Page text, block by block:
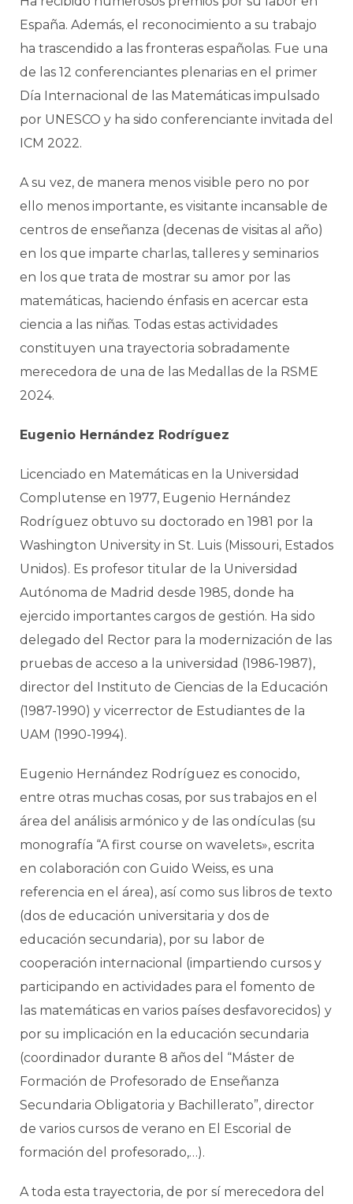
España. Además, el reconocimiento a su trabajo
ha trascendido a las fronteras españolas. Fue una
de las 12 conferenciantes plenarias en el primer
Día Internacional de las Matemáticas impulsado
por UNESCO y ha sido conferenciante invitada del
ICM 2022.
A su vez, de manera menos visible pero no por
ello menos importante, es visitante incansable de
centros de enseñanza (decenas de visitas al año)
en los que imparte charlas, talleres y seminarios
en los que trata de mostrar su amor por las
matemáticas, haciendo énfasis en acercar esta
ciencia a las niñas. Todas estas actividades
constituyen una trayectoria sobradamente
merecedora de una de las Medallas de la RSME
2024.
Eugenio Hernández Rodríguez
Licenciado en Matemáticas en la Universidad
Complutense en 1977, Eugenio Hernández
Rodríguez obtuvo su doctorado en 1981 por la
Washington University in St. Luis (Missouri, Estados
Unidos). Es profesor titular de la Universidad
Autónoma de Madrid desde 1985, donde ha
ejercido importantes cargos de gestión. Ha sido
delegado del Rector para la modernización de las
pruebas de acceso a la universidad (1986-1987),
director del Instituto de Ciencias de la Educación
(1987-1990) y vicerrector de Estudiantes de la
UAM (1990-1994).
Eugenio Hernández Rodríguez es conocido,
entre otras muchas cosas, por sus trabajos en el
área del análisis armónico y de las ondículas (su
monografía “A first course on wavelets», escrita
en colaboración con Guido Weiss, es una
referencia en el área), así como sus libros de texto
(dos de educación universitaria y dos de
educación secundaria), por su labor de
cooperación internacional (impartiendo cursos y
participando en actividades para el fomento de
las matemáticas en varios países desfavorecidos) y
por su implicación en la educación secundaria
(coordinador durante 8 años del “Máster de
Formación de Profesorado de Enseñanza
Secundaria Obligatoria y Bachillerato”, director
de varios cursos de verano en El Escorial de
formación del profesorado,…).
A toda esta trayectoria, de por sí merecedora del